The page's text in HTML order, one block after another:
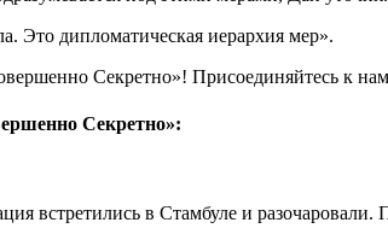
Это дипломатическая иерархия мер».
Секретно»! Присоединяйтесь к
Секретно»:
встретились в Стамбуле и